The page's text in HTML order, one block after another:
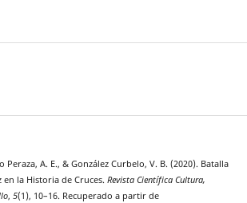
Peraza, A. E., & González Curbelo, V. B. (2020). Batalla
la Historia de Cruces. Revista Científica Cultura,
, 5(1), 10–16. Recuperado a partir de